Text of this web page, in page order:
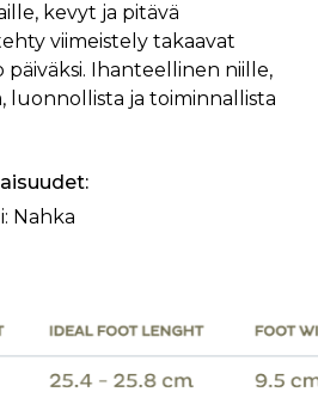
kevyt ja pitävä
viimeistely takaavat
Ihanteellinen niille,
luonnollista ja toiminnallista
Nahka